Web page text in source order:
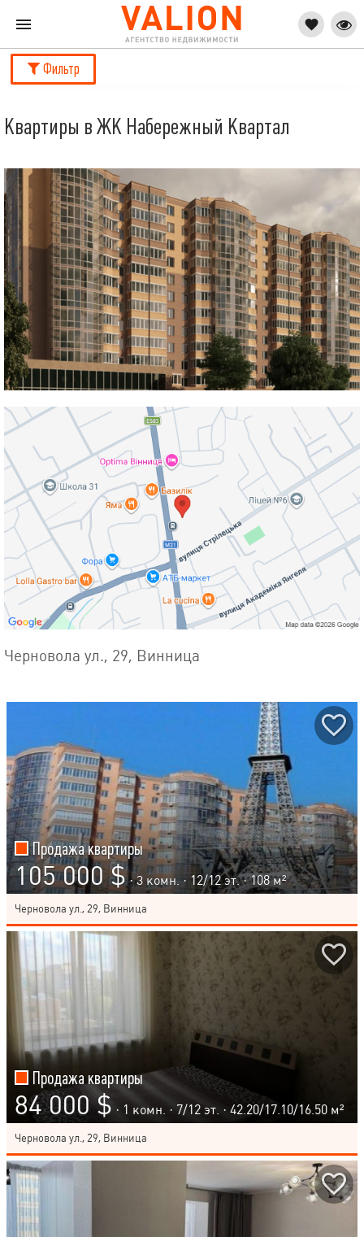
Фильтр
Квартиры в ЖК Набережный Квартал
Черновола ул., 29, Винница
Продажа квартиры
105 000 $ · 3 комн. · 12/12эт. · 108 м²
Черновола ул., 29, Винница
Продажа квартиры
84 000 $ · 1 комн. · 7/12 эт. · 42.20/17.10/16.50 м²
Черновола ул., 29, Винница